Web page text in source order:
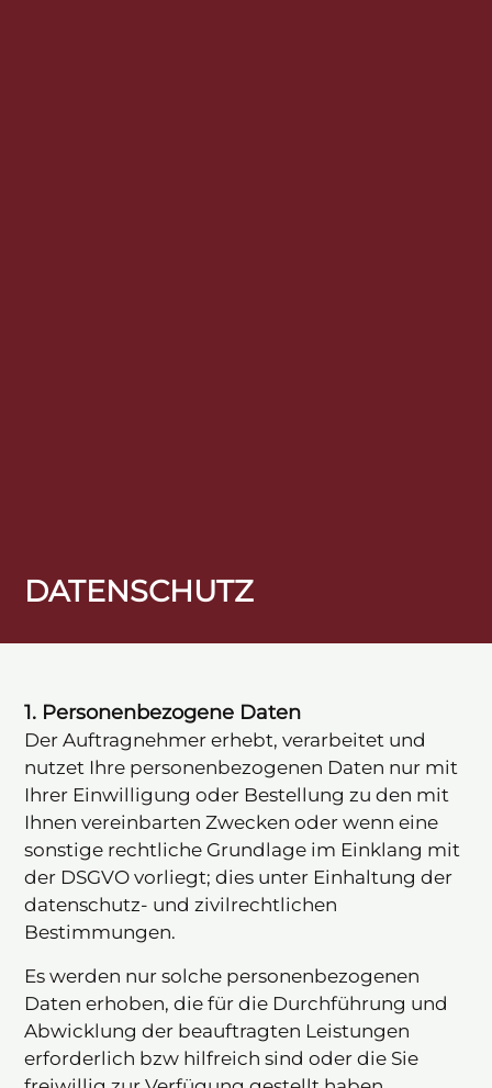
DATENSCHUTZ
1. Personenbezogene Daten
Der Auftragnehmer erhebt, verarbeitet und
nutzet Ihre personenbezogenen Daten nur mit
Ihrer Einwilligung oder Bestellung zu den mit
Ihnen vereinbarten Zwecken oder wenn eine
sonstige rechtliche Grundlage im Einklang mit
der DSGVO vorliegt; dies unter Einhaltung der
datenschutz- und zivilrechtlichen
Bestimmungen.
Es werden nur solche personenbezogenen
Daten erhoben, die für die Durchführung und
Abwicklung der beauftragten Leistungen
erforderlich bzw hilfreich sind oder die Sie